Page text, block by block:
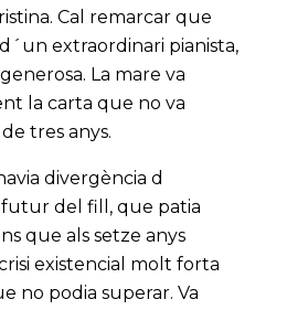
Cal remarcar que
extraordinari pianista,
La mare va
la carta que no va
tres anys.
divergència d
futur del fill, que patia
que als setze anys
existencial molt forta
no podia superar. Va